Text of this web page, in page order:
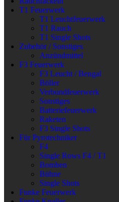
T1 Feuerwerk
T1 Leuchtfeuerwerk
T1 Rauch
T1 Single Shots
Zubehör / Sonstiges
Anzündmittel
F3 Feuerwerk
F3 Leucht / Bengal
Böller
Verbundfeuerwerk
Sonstiges
Batteriefeuerwerk
Raketen
F3 Single Shots
Für Pyrotechniker
F4
Single Rows F4 / T1
Bomben
Bühne
Single Shots
Funke Feuerwerk